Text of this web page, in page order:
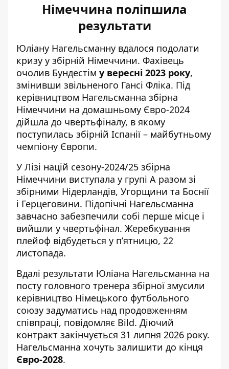
Німеччина поліпшила
результати
Юліану Нагельсманну вдалося подолати
кризу у збірній Німеччини. Фахівець
очолив Бундестім у вересні 2023 року,
змінивши звільненого Гансі Фліка. Під
керівництвом Нагельсманна збірна
Німеччини на домашньому Євро-2024
дійшла до чвертьфіналу, в якому
поступилась збірній Іспанії – майбутньому
чемпіону Європи.
У Лізі націй сезону-2024/25 збірна
Німеччини виступала у групі А разом зі
збірними Нідерландів, Угорщини та Боснії
і Герцеговини. Підопічні Нагельсманна
завчасно забезпечили собі перше місце і
вийшли у чвертьфінал. Жеребкування
плейоф відбудеться у п’ятницю, 22
листопада.
Вдалі результати Юліана Нагельсманна на
посту головного тренера збірної змусили
керівництво Німецького футбольного
союзу задуматись над продовженням
співпраці, повідомляє Bild. Діючий
контракт закінчується 31 липня 2026 року.
Нагельсманна хочуть залишити до кінця
Євро-2028.